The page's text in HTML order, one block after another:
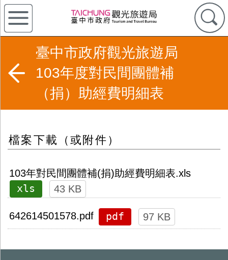
臺中市政府觀光旅遊局
103年度對民間團體補
（捐）助經費明細表
檔案下載（或附件）
103年對民間團體補(捐)助經費明細表.xls
xls 43 KB
642614501578.pdf pdf 97 KB